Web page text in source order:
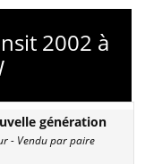
2002 à
génération
- Vendu par paire